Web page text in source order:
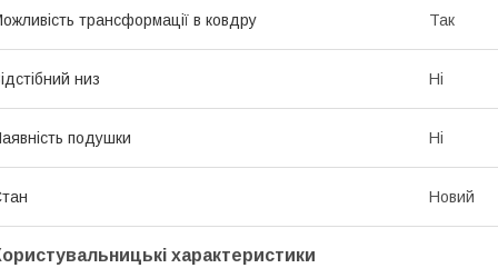
трансформації в ковдру Так
низ Ні
подушки Ні
Новий
характеристики